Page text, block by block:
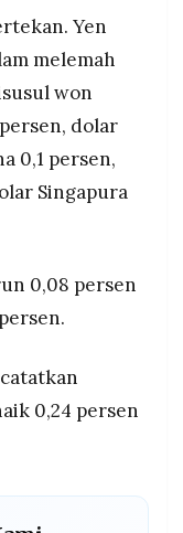
Yen
melemah
won
dolar
0,1 persen,
Singapura
0,08 persen
0,24 persen